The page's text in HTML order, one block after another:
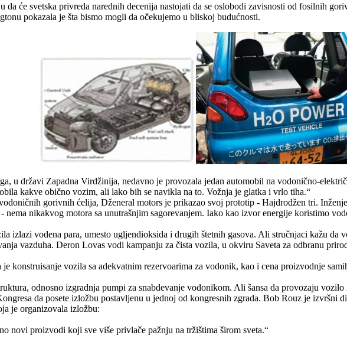
da će svetska privreda narednih decenija nastojati da se oslobodi zavisnosti od fosilnih
pokazala je šta bismo mogli da očekujemo u bliskoj budućnosti.
u državi Zapadna Virdžinija, nedavno je provozala jedan automobil na vodonično-
kakve obično vozim, ali lako bih se navikla na to. Vožnja je glatka i vrlo tiha.“
gorivnih ćelija, Dženeral motors je prikazao svoj prototip - Hajdrodžen tri.
nema nikakvog motora sa unutrašnjim sagorevanjem. Iako kao izvor energije koristimo
izlazi vodena para, umesto ugljendioksida i drugih štetnih gasova. Ali stručnjaci kažu da
vazduha. Deron Lovas vodi kampanju za čista vozila, u okviru Saveta za odbranu
je konstruisanje vozila sa adekvatnim rezervoarima za vodonik, kao i cena proizvodnje
odnosno izgradnja pumpi za snabdevanje vodonikom. Ali šansa da provozaju
da posete izložbu postavljenu u jednoj od kongresnih zgrada. Bob Rouz je izvršni
je organizovala izložbu:
novi proizvodi koji sve više privlače pažnju na tržištima širom sveta.“